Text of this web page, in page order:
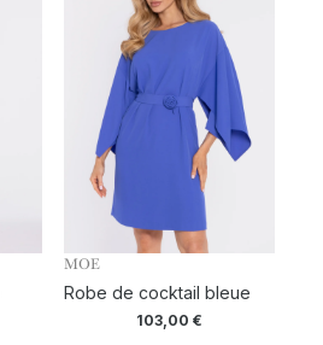
MOE
Robe de cocktail bleue
103,00 €